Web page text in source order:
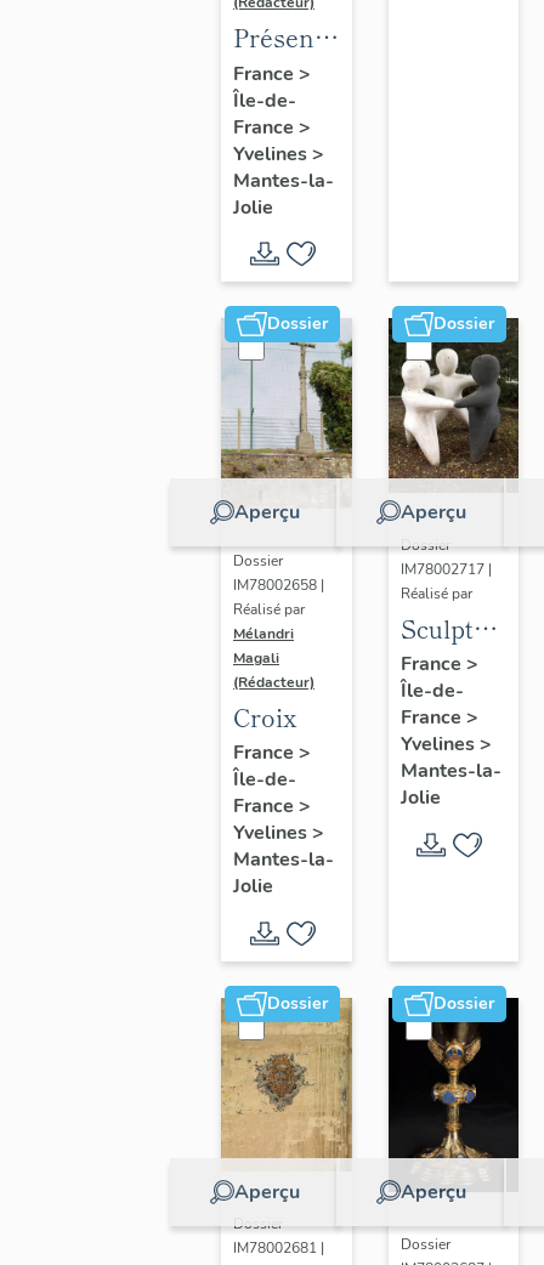
Présentation
de
l'étude
France >
Île-de-
France >
Yvelines>
Mantes-la-
Jolie
Dossier
Aperçu
Dossier
IM78002658 |
Réalisé par
Mélandri
Magali
(Rédacteur)
Croix
France >
Île-de-
France >
Yvelines>
Mantes-la-
Jolie
Dossier
Aperçu
Dossier
IM78002717 |
Réalisé par
Sculpture
: la
Ronde
France >
Île-de-
France >
Yvelines>
Mantes-la-
Jolie
Dossier
Aperçu
Dossier
IM78002681 |
Dossier
Aperçu
Dossier